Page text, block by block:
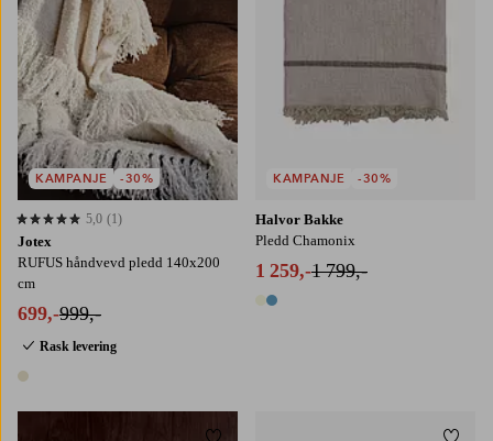
Jotex
RUFUS håndvevd pledd 140x200
cm
699,-999,-
Rask levering
1 farge
5,0 basert på 1 karaktergivninger
5,0 (1)
KAMPANJE -30%
Halvor Bakke
Pledd Chamonix
1 259,-1 799,-
2 farger
KAMPANJE -30%